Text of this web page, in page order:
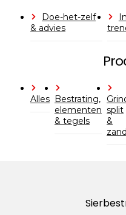
Doe-het-zelf
& advies
Alles Bestrating,
elementen
& tegels
split
&
zand